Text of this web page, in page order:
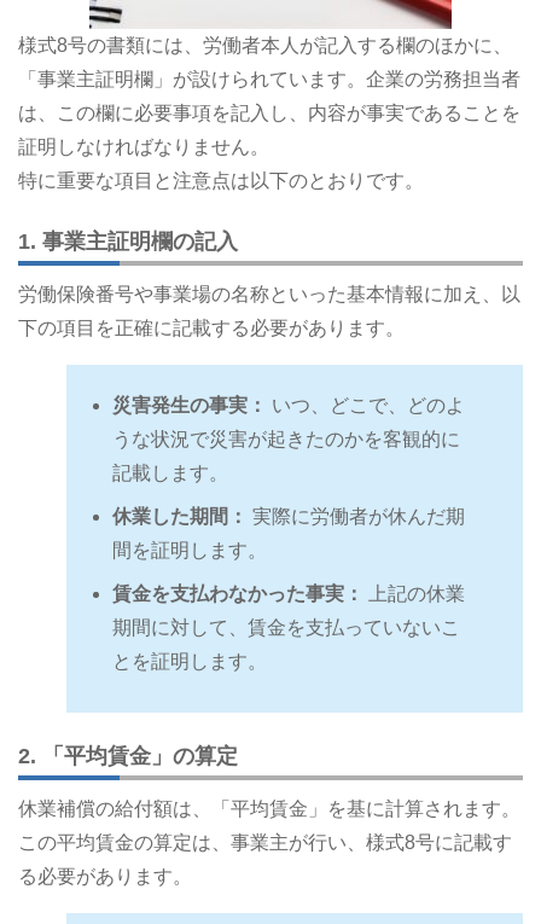
様式8号の書類には、労働者本人が記入する欄のほかに、
「事業主証明欄」が設けられています。企業の労務担当者
は、この欄に必要事項を記入し、内容が事実であることを
証明しなければなりません。
特に重要な項目と注意点は以下のとおりです。
1. 事業主証明欄の記入
労働保険番号や事業場の名称といった基本情報に加え、以
下の項目を正確に記載する必要があります。
災害発生の事実：
いつ、どこで、どのよ
うな状況で災害が起きたのかを客観的に
記載します。
休業した期間： 実際に労働者が休んだ期
間を証明します。
賃金を支払わなかった事実：
上記の休業
期間に対して、賃金を支払っていないこ
とを証明します。
2. 「平均賃金」の算定
休業補償の給付額は、「平均賃金」を基に計算されます。
この平均賃金の算定は、事業主が行い、様式8号に記載す
る必要があります。